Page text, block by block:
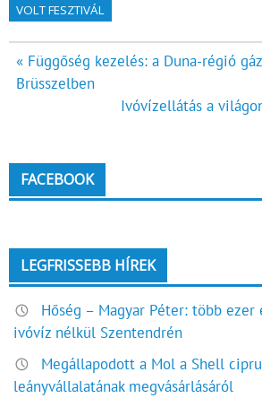
VOLT FESZTIVÁL
Bejegyzés
navigáció
« Függőség kezelés: a Duna-régió
Brüsszelben
Ivóvízellátás a
FACEBOOK
LEGFRISSEBB HÍREK
Hőség – Magyar Péter: több
ivóvíz nélkül Szentendrén
Megállapodott a Mol a Shell
leányvállalatának megvásárlásáról